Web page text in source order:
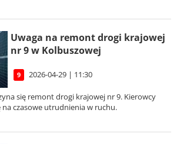
Uwaga na remont drogi krajowej
nr 9 w Kolbuszowej
9 2026-04-29 | 11:30
się remont drogi krajowej nr 9. Kierowcy
czasowe utrudnienia w ruchu.